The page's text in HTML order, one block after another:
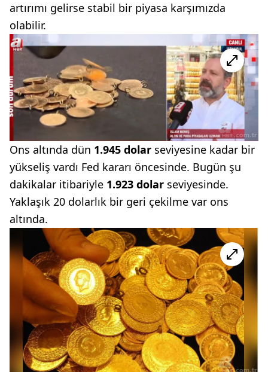
artırımı gelirse stabil bir piyasa karşımızda
olabilir.
Ons altında dün 1.945 dolar seviyesine kadar bir
yükseliş vardı Fed kararı öncesinde. Bugün şu
dakikalar itibariyle 1.923 dolar seviyesinde.
Yaklaşık 20 dolarlık bir geri çekilme var ons
altında.